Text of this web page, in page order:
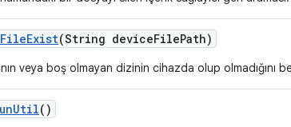
FileExist(String deviceFilePath)
veya boş olmayan dizinin cihazda olup olmadığını
Util()